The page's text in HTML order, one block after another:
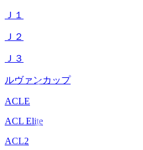
Ｊ１
Ｊ２
Ｊ３
ルヴァンカップ
ACLE
ACL Elite
ACL2